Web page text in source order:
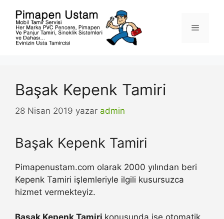
Menü
Başak Kepenk Tamiri
28 Nisan 2019 yazar admin
Başak Kepenk Tamiri
Pimapenustam.com olarak 2000 yılından beri
Kepenk Tamiri işlemleriyle ilgili kusursuzca
hizmet vermekteyiz.